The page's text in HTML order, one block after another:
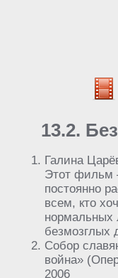
13.2.
Галина
Этот фильм
постоянно
всем, кто
нормальных
безмозглых
Собор
война»
2006